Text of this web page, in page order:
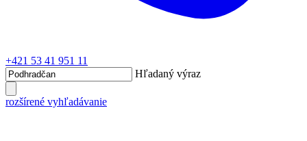
+421 53 41 951 11
Hľadaný výraz
rozšírené vyhľadávanie